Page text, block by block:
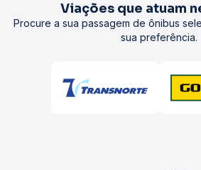
Viações que atuam
Procure a sua passagem de ônibus
sua preferência.